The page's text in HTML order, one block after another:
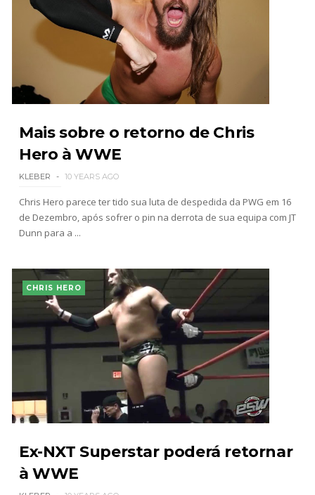
Mais sobre o retorno de Chris
Hero à WWE
KLEBER 10 YEARS AGO
Chris Hero parece ter tido sua luta de despedida da PWG em 16
de Dezembro, após sofrer o pin na derrota de sua equipa com JT
Dunn para a ...
CHRIS HERO
Ex-NXT Superstar poderá retornar
à WWE